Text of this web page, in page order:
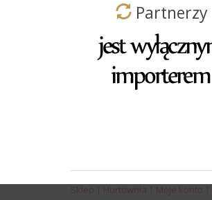
Partnerzy
Sklep Hurtownia Moje konto